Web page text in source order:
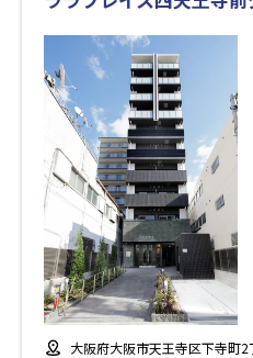
大阪府大阪市天王寺区下寺町